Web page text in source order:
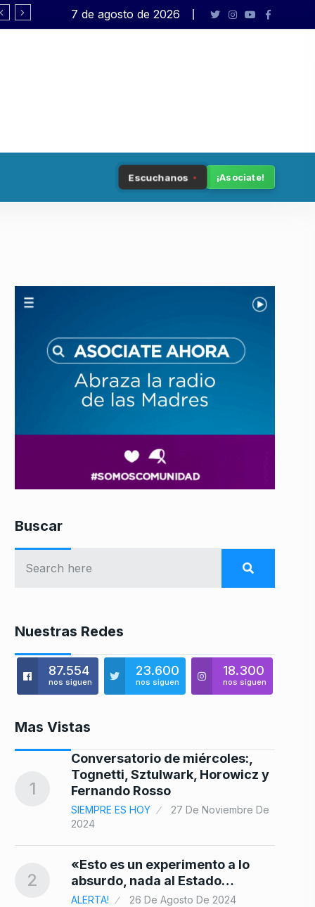
Pagano: «El presidente no está en
7 de agosto de 2026
Escuchanos ¡Asociate!
Buscar
Nuestras Redes
87.554
nos siguen
23.600
nos siguen
18.300
nos siguen
Mas Vistas
1
Conversatorio de miércoles:,
Tognetti, Sztulwark, Horowicz y
Fernando Rosso
SIEMPRE ES HOY
27 De Noviembre De
2024
2
«Esto es un experimento a lo
absurdo, nada al Estado…
ALERTA! 26 De Agosto De 2024